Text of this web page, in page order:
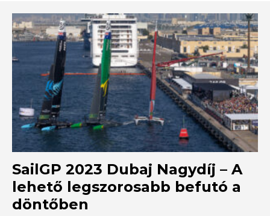
SailGP 2023 Dubaj Nagydíj – A
lehető legszorosabb befutó a
döntőben